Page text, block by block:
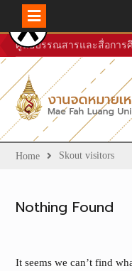
Skip
to
content
ศูนย์บรรณสารและสื่อการ
Home Skout visitors
Nothing Found
It seems we can’t find